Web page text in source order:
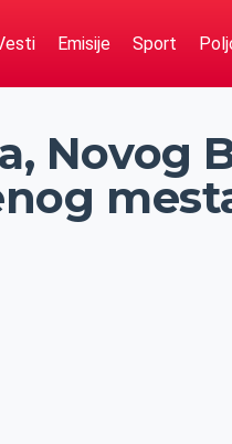
Emisije Sport
Novog